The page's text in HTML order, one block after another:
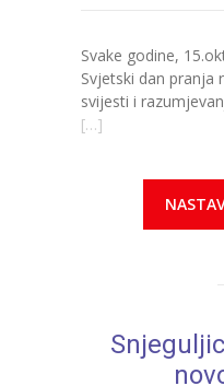
Svake godine,
Svjetski dan pranja
svijesti i
[…]